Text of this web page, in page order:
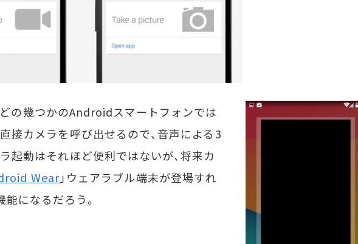
の幾つかのAndroidスマートフォンでは
接カメラを呼び出せるので、音声による3
起動はそれほど便利ではないが、将来カ
Wear」ウェアラブル端末が登場すれ
能になるだろう。